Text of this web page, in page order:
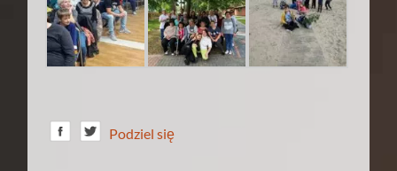
Podziel się